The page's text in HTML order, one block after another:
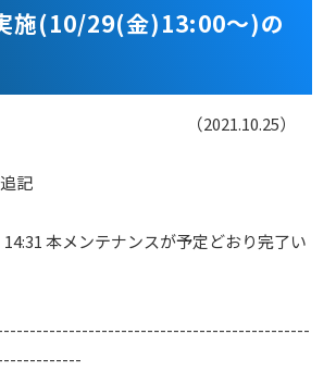
施(10/29(金)13:00～)の
（2021.10.25）
記
本メンテナンスが予定どおり完了い